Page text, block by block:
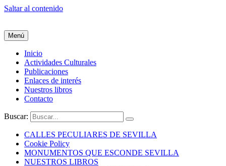
Saltar al contenido
Menú
Inicio
Actividades Culturales
Publicaciones
Enlaces de interés
Nuestros libros
Contacto
Buscar:
CALLES PECULIARES DE SEVILLA
Cookie Policy
MONUMENTOS QUE ESCONDE SEVILLA
NUESTROS LIBROS